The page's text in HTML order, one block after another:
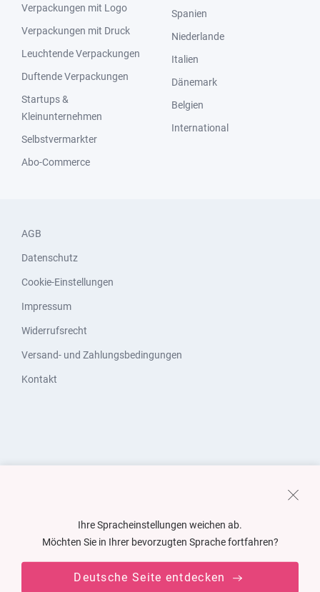
Verpackungen mit Logo
Verpackungen mit Druck
Leuchtende Verpackungen
Duftende Verpackungen
Startups &
Kleinunternehmen
Selbstvermarkter
Abo-Commerce
Spanien
Niederlande
Italien
Dänemark
Belgien
International
AGB
Datenschutz
Cookie-Einstellungen
Impressum
Widerrufsrecht
Versand- und Zahlungsbedingungen
Kontakt
Ihre Spracheinstellungen weichen ab.
Möchten Sie in Ihrer bevorzugten Sprache fortfahren?
Deutsche Seite entdecken